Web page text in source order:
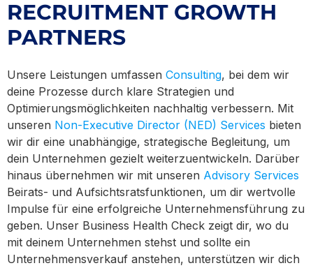
RECRUITMENT GROWTH
PARTNERS
Unsere Leistungen umfassen Consulting, bei dem wir
deine Prozesse durch klare Strategien und
Optimierungsmöglichkeiten nachhaltig verbessern. Mit
unseren Non-Executive Director (NED) Services bieten
wir dir eine unabhängige, strategische Begleitung, um
dein Unternehmen gezielt weiterzuentwickeln. Darüber
hinaus übernehmen wir mit unseren Advisory Services
Beirats- und Aufsichtsratsfunktionen, um dir wertvolle
Impulse für eine erfolgreiche Unternehmensführung zu
geben. Unser Business Health Check zeigt dir, wo du
mit deinem Unternehmen stehst und sollte ein
Unternehmensverkauf anstehen, unterstützen wir dich